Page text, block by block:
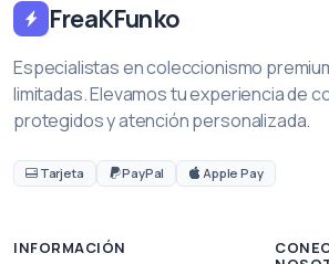
FreaKFunko
Especialistas en coleccionismo
limitadas. Elevamos tu experiencia de
protegidos y atención personalizada.
Tarjeta PayPal Apple Pay
INFORMACIÓN